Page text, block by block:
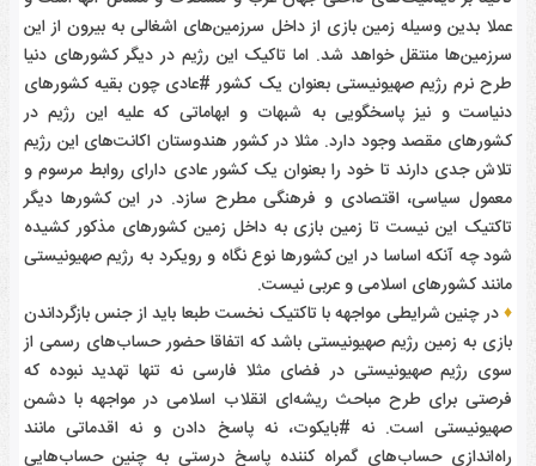
عملا بدین وسیله زمین بازی از داخل سرزمین‌های اشغالی به بیرون از این
سرزمین‌ها منتقل خواهد شد. اما تاکیک این رژیم در دیگر کشورهای دنیا
طرح نرم رژیم صهیونیستی بعنوان یک کشور #عادی چون بقیه کشورهای
دنیاست و نیز پاسخگویی به شبهات و ابهاماتی که علیه این رژیم در
کشورهای مقصد وجود دارد. مثلا در کشور هندوستان اکانت‌های این رژیم
تلاش جدی دارند تا خود را بعنوان یک کشور عادی دارای روابط مرسوم و
معمول سیاسی، اقتصادی و فرهنگی مطرح سازد. در این کشورها دیگر
تاکتیک این نیست تا زمین بازی به داخل زمین کشورهای مذکور کشیده
شود چه آنکه اساسا در این کشورها نوع نگاه و رویکرد به رژیم صهیونیستی
مانند کشورهای اسلامی و عربی نیست.
♦در چنین شرایطی مواجهه با تاکتیک نخست طبعا باید از جنس بازگرداندن
بازی به زمین رژیم صهیونیستی باشد که اتفاقا حضور حساب‌های رسمی از
سوی رژیم صهیونیستی در فضای مثلا فارسی نه تنها تهدید نبوده که
فرصتی برای طرح مباحث ریشه‌ای انقلاب اسلامی در مواجهه با دشمن
صهیونیستی است. نه #بایکوت، نه پاسخ دادن و نه اقدماتی مانند
راه‌اندازی حساب‌های گمراه کننده پاسخ درستی به چنین حساب‌هایی